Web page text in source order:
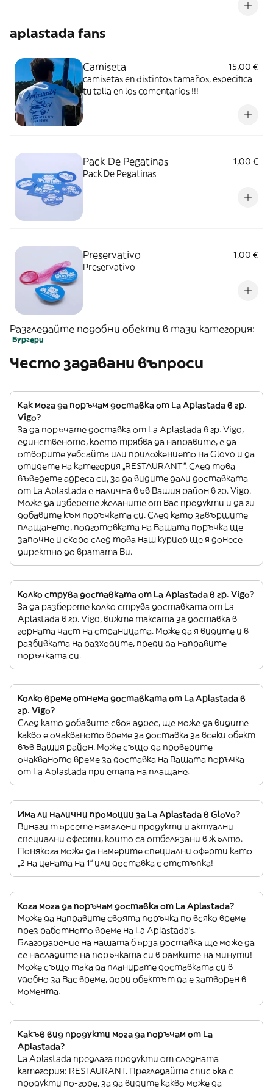
aplastada fans
Camiseta
15,00 €
camisetas en distintos tamaños, especifica
tu talla en los comentarios !!!
Pack De Pegatinas
1,00 €
Pack De Pegatinas
Preservativo
1,00 €
Preservativo
Разгледайте подобни обекти в тази категория:
Бургери
Често задавани въпроси
Как мога да поръчам доставка от La Aplastada в гр.
Vigo?
За да поръчате доставка от La Aplastada в гр. Vigo,
единственото, което трябва да направите, е да
отворите уебсайта или приложението на Glovo и да
отидете на категория „RESTAURANT”. След това
въведете адреса си, за да видите дали доставката
от La Aplastada е налична във Вашия район в гр. Vigo.
Може да изберете желаните от Вас продукти и да ги
добавите към поръчката си. След като завършите
плащането, подготовката на Вашата поръчка ще
започне и скоро след това наш куриер ще я донесе
директно до вратата Ви.
Колко струва доставката от La Aplastada в гр. Vigo?
За да разберете колко струва доставката от La
Aplastada в гр. Vigo, вижте таксата за доставка в
горната част на страницата. Може да я видите и в
разбивката на разходите, преди да направите
поръчката си.
Колко време отнема доставката от La Aplastada в
гр. Vigo?
След като добавите своя адрес, ще може да видите
какво е очакваното време за доставка за всеки обект
във Вашия район. Може също да проверите
очакваното време за доставка на Вашата поръчка
от La Aplastada при етапа на плащане.
Има ли налични промоции за La Aplastada в Glovo?
Винаги търсете намалени продукти и актуални
специални оферти, които са отбелязани в жълто.
Понякога може да намерите специални оферти като
„2 на цената на 1“ или доставка с отстъпка!
Кога мога да поръчам доставка от La Aplastada?
Може да направите своята поръчка по всяко време
през работното време на La Aplastada’s.
Благодарение на нашата бърза доставка ще може да
се насладите на поръчката си в рамките на минути!
Може също така да планирате доставката си в
удобно за Вас време, дори обектът да е затворен в
момента.
Какъв вид продукти мога да поръчам от La
Aplastada?
La Aplastada предлага продукти от следната
категория: RESTAURANT. Прегледайте списъка с
продукти по-горе, за да видите какво може да